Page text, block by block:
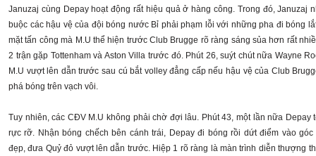
Januzaj cùng Depay hoạt động rất hiệu quả ở hàng công. Trong đó, Januzaj
buộc các hậu vệ của đội bóng nước Bỉ phải phạm lỗi với những pha đi bóng
mặt tấn công mà M.U thể hiện trước Club Brugge rõ ràng sáng sủa hơn rất
2 trận gặp Tottenham và Aston Villa trước đó. Phút 26, suýt chút nữa Wayne
M.U vượt lên dẫn trước sau cú bắt volley đẳng cấp nếu hậu vệ của Club
phá bóng trên vạch vôi.
Tuy nhiên, các CĐV M.U không phải chờ đợi lâu. Phút 43, một lần nữa Depay
rực rỡ. Nhận bóng chếch bên cánh trái, Depay đi bóng rồi dứt điểm vào góc
đẹp, đưa Quỷ đỏ vượt lên dẫn trước. Hiệp 1 rõ ràng là màn trình diễn thượng